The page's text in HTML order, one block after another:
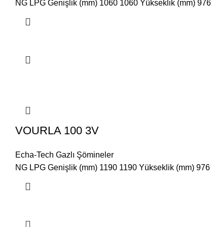
NG LPG Genişlik (mm) 1060 1060 Yükseklik (mm)
VOURLA 100 3V
Echa-Tech Gazlı Şömineler
NG LPG Genişlik (mm) 1190 1190 Yükseklik (mm)